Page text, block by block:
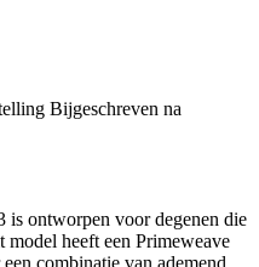
Bijgeschreven na
is ontworpen voor degenen die
heeft een Primeweave
combinatie van ademend